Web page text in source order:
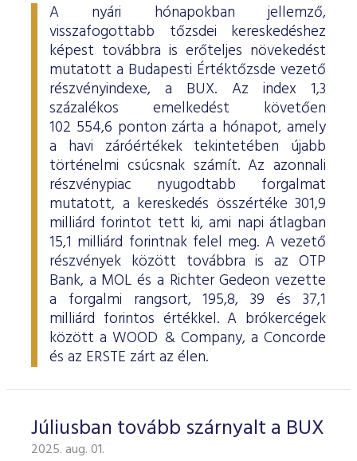
A nyári hónapokban jellemző,
visszafogottabb tőzsdei kereskedéshez
képest továbbra is erőteljes növekedést
mutatott a Budapesti Értéktőzsde vezető
részvényindexe, a BUX. Az index 1,3
százalékos emelkedést követően
102 554,6 ponton zárta a hónapot, amely
a havi záróértékek tekintetében újabb
történelmi csúcsnak számít. Az azonnali
részvénypiac nyugodtabb forgalmat
mutatott, a kereskedés összértéke 301,9
milliárd forintot tett ki, ami napi átlagban
15,1 milliárd forintnak felel meg. A vezető
részvények között továbbra is az OTP
Bank, a MOL és a Richter Gedeon vezette
a forgalmi rangsort, 195,8, 39 és 37,1
milliárd forintos értékkel. A brókercégek
között a WOOD & Company, a Concorde
és az ERSTE zárt az élen.
Júliusban tovább szárnyalt a BUX
2025. aug. 01.